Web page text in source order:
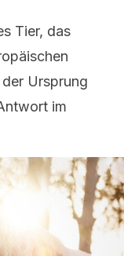
Tier, das
Ursprung
im